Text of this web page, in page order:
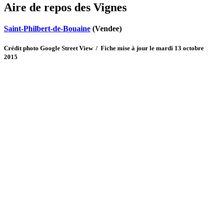
Aire de repos des Vignes
Saint-Philbert-de-Bouaine (Vendee)
Crédit photo Google Street View / Fiche mise à jour le mardi 13 octobre
2015